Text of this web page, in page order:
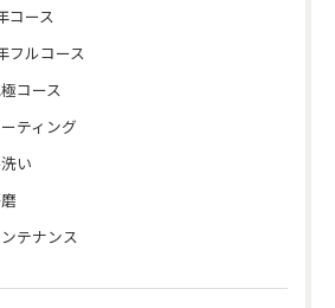
コース
フルコース
コース
ティング
い
ンテナンス